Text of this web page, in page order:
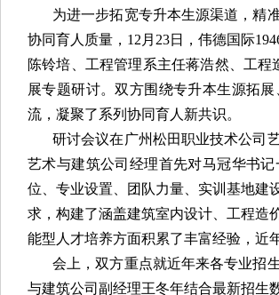
为进一步拓宽专升本生源渠道，精
协同育人质量，12月23日，伟德国际
陈铃培、工程管理系主任蒋浩然、工
展专题研讨。双方围绕专升本生源拓
流，凝聚了系列协同育人新共识。
研讨会议在广州松田职业技术公司
艺术与建筑公司经理首先对马冠华书
位、专业设置、团队力量、实训基地建
求，构建了涵盖建筑室内设计、工程造
能型人才培养方面积累了丰富经验，近
会上，双方重点就近年来各专业招
与建筑公司副经理王冬年结合最新招生